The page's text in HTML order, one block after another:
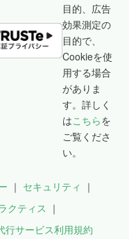
目的、広告
効果測定の
目的で、
Cookieを使
用する場合
がありま
す。詳しく
はこちらを
ご覧くださ
い。
セキュリティ
クティス
行サービス利用規約